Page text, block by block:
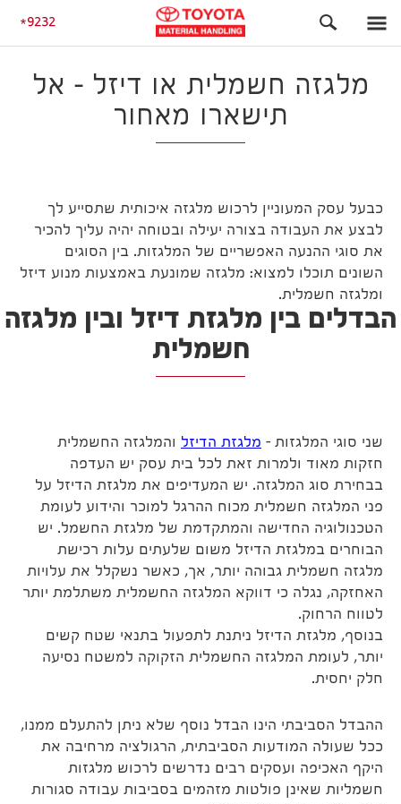
9232 מאמרים מלגזה חשמלית או דיזל – אל תישארו מאחור
מלגזה חשמלית או דיזל – אל
תישארו מאחור
כבעל עסק המעוניין לרכוש מלגזה איכותית שתסייע לך
לבצע את העבודה בצורה יעילה ובטוחה יהיה עליך להכיר
את סוגי ההנעה האפשריים של המלגזות. בין הסוגים
השונים תוכלו למצוא: מלגזה שמונעת באמצעות מנוע דיזל
ומלגזה חשמלית.
הבדלים בין מלגזת דיזל ובין מלגזה
חשמלית
שני סוגי המלגזות – מלגזת הדיזל והמלגזה החשמלית
חזקות מאוד ולמרות זאת לכל בית עסק יש העדפה
בבחירת סוג המלגזה. יש המעדיפים את מלגזת הדיזל על
פני המלגזה חשמלית מכוח ההרגל למוכר והידוע לעומת
הטכנולוגיה החדישה והמתקדמת של מלגזת החשמל. יש
הבוחרים במלגזת הדיזל משום שלעתים עלות רכישת
מלגזה חשמלית גבוהה יותר, אך, כאשר נשקלל את עלויות
האחזקה, נגלה כי דווקא המלגזה החשמלית משתלמת יותר
לטווח הרחוק.
בנוסף, מלגזת הדיזל ניתנת לתפעול בתנאי שטח קשים
יותר, לעומת המלגזה החשמלית הזקוקה למשטח נסיעה
חלק יחסית.
ההבדל הסביבתי הינו הבדל נוסף שלא ניתן להתעלם ממנו,
ככל שעולה המודעות הסביבתית, הרגולציה מרחיבה את
היקף האכיפה ועסקים רבים נדרשים לרכוש מלגזות
חשמליות שאינן פולטות מזהמים בסביבות עבודה סגורות